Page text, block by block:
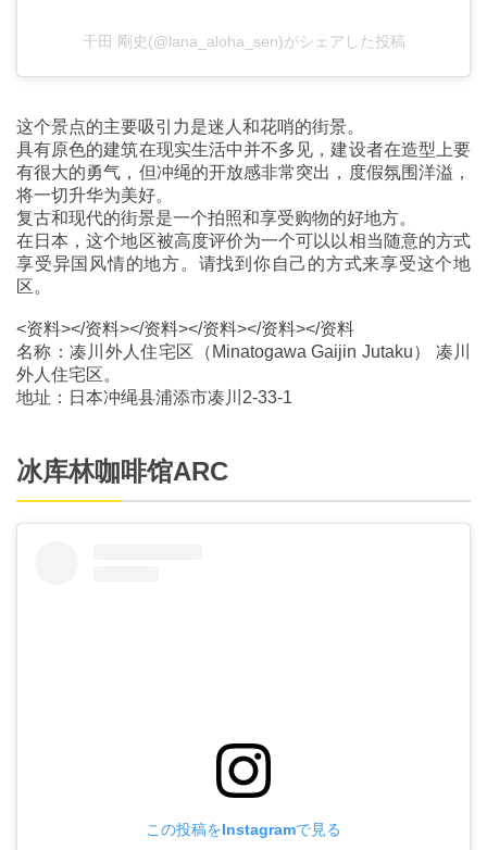
千田 剛史(@lana_aloha_sen)がシェアした投稿
这个景点的主要吸引力是迷人和花哨的街景。
具有原色的建筑在现实生活中并不多见，建设者在造型上要
有很大的勇气，但冲绳的开放感非常突出，度假氛围洋溢，
将一切升华为美好。
复古和现代的街景是一个拍照和享受购物的好地方。
在日本，这个地区被高度评价为一个可以以相当随意的方式
享受异国风情的地方。请找到你自己的方式来享受这个地
区。
<资料></资料></资料></资料></资料></资料
名称：凑川外人住宅区（Minatogawa Gaijin Jutaku） 凑川
外人住宅区。
地址：日本冲绳县浦添市凑川2-33-1
冰库林咖啡馆ARC
この投稿をInstagramで見る